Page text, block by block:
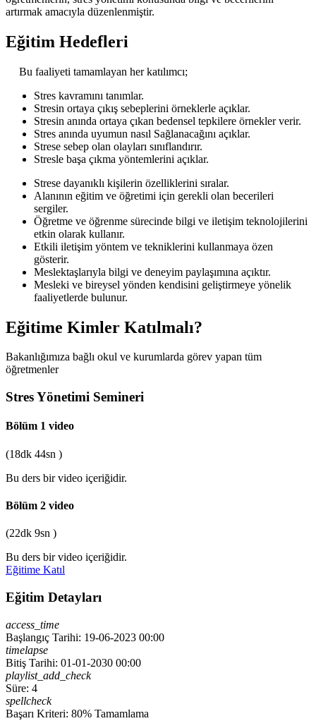
artırmak amacıyla düzenlenmiştir.
Eğitim Hedefleri
Bu faaliyeti tamamlayan her katılımcı;
Stres kavramını tanımlar.
Stresin ortaya çıkış sebeplerini örneklerle açıklar.
Stresin anında ortaya çıkan bedensel tepkilere örnekler verir.
Stres anında uyumun nasıl Sağlanacağını açıklar.
Strese sebep olan olayları sınıflandırır.
Stresle başa çıkma yöntemlerini açıklar.
Strese dayanıklı kişilerin özelliklerini sıralar.
Alanının eğitim ve öğretimi için gerekli olan becerileri
sergiler.
Öğretme ve öğrenme sürecinde bilgi ve iletişim teknolojilerini
etkin olarak kullanır.
Etkili iletişim yöntem ve tekniklerini kullanmaya özen
gösterir.
Meslektaşlarıyla bilgi ve deneyim paylaşımına açıktır.
Mesleki ve bireysel yönden kendisini geliştirmeye yönelik
faaliyetlerde bulunur.
Eğitime Kimler Katılmalı?
Bakanlığımıza bağlı okul ve kurumlarda görev yapan tüm
öğretmenler
Stres Yönetimi Semineri
Bölüm 1 video
(18dk 44sn )
Bu ders bir video içeriğidir.
Bölüm 2 video
(22dk 9sn )
Bu ders bir video içeriğidir.
Eğitime Katıl
Eğitim Detayları
access_time
Başlangıç Tarihi: 19-06-2023 00:00
timelapse
Bitiş Tarihi: 01-01-2030 00:00
playlist_add_check
Süre: 4
spellcheck
Başarı Kriteri: 80% Tamamlama